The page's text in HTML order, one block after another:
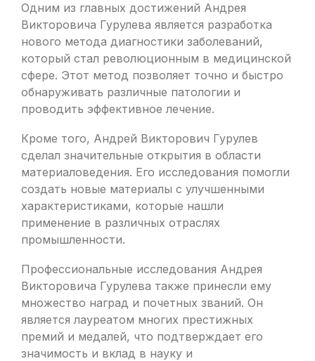
Одним из главных достижений Андрея
Викторовича Гурулева является разработка
нового метода диагностики заболеваний,
который стал революционным в медицинской
сфере. Этот метод позволяет точно и быстро
обнаруживать различные патологии и
проводить эффективное лечение.
Кроме того, Андрей Викторович Гурулев
сделал значительные открытия в области
материаловедения. Его исследования помогли
создать новые материалы с улучшенными
характеристиками, которые нашли
применение в различных отраслях
промышленности.
Профессиональные исследования Андрея
Викторовича Гурулева также принесли ему
множество наград и почетных званий. Он
является лауреатом многих престижных
премий и медалей, что подтверждает его
значимость и вклад в науку и